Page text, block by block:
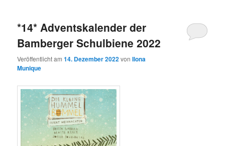
*14* Adventskalender der
Bamberger Schulbiene 2022
Veröffentlicht am14. Dezember 2022vonIlona
Munique